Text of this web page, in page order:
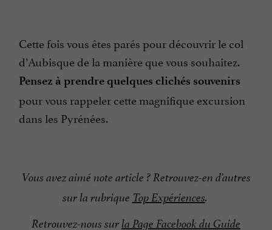
Cette fois vous êtes parés pour découvrir le col
d’Aubisque de la manière que vous souhaitez.
Pensez à prendre quelques clichés souvenirs
pour vous rappeler cette magnifique excursion
dans les Pyrénées.
Vous avez aimé note article ? Retrouvez-en d’autres
sur la rubrique Top Expériences.
Retrouvez-nous surla Page Facebook du Guide